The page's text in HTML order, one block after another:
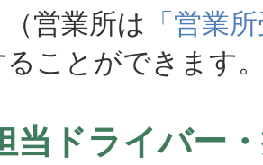
業所は 「営業
ることができます
当ドライバー